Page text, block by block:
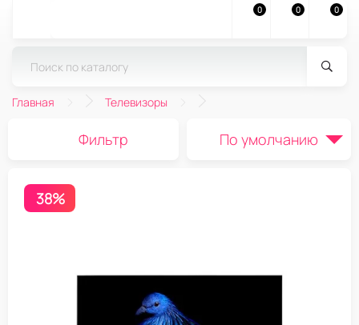
0 0 0
Главная Телевизоры
Фильтр По умолчанию
38%